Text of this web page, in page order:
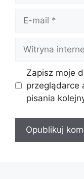
Witryna
internetowa
Zapisz moje
przeglądarce
pisania